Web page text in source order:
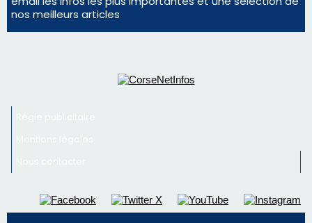
En Corse, un début de saison marqué par une